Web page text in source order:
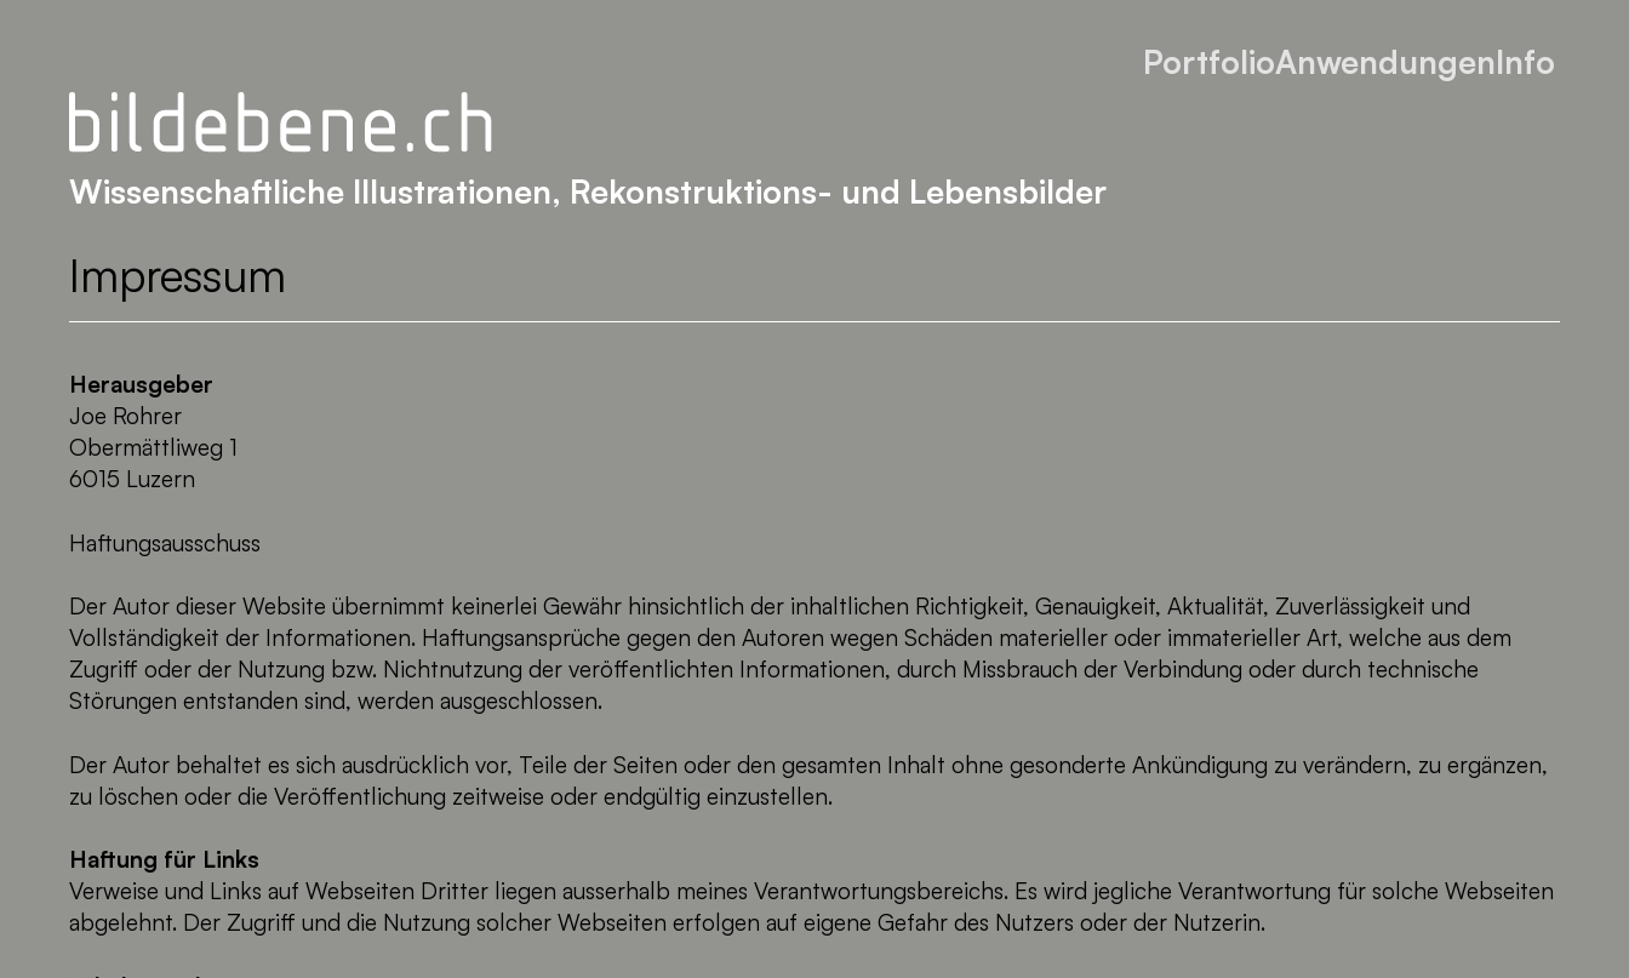
PortfolioAnwendungenInfo
Wissenschaftliche Illustrationen, Rekonstruktions- und Lebensbilder
Impressum
Herausgeber
Joe Rohrer
Obermättliweg 1
6015 Luzern
Haftungsausschuss
Der Autor dieser Website übernimmt keinerlei Gewähr hinsichtlich der inhaltlichen Richtigkeit, Genauigkeit, Aktualität, Zuverlässigkeit und
Vollständigkeit der Informationen. Haftungsansprüche gegen den Autoren wegen Schäden materieller oder immaterieller Art, welche aus dem
Zugriff oder der Nutzung bzw. Nichtnutzung der veröffentlichten Informationen, durch Missbrauch der Verbindung oder durch technische
Störungen entstanden sind, werden ausgeschlossen.
Der Autor behaltet es sich ausdrücklich vor, Teile der Seiten oder den gesamten Inhalt ohne gesonderte Ankündigung zu verändern, zu ergänzen,
zu löschen oder die Veröffentlichung zeitweise oder endgültig einzustellen.
Haftung für Links
Verweise und Links auf Webseiten Dritter liegen ausserhalb meines Verantwortungsbereichs. Es wird jegliche Verantwortung für solche Webseiten
abgelehnt. Der Zugriff und die Nutzung solcher Webseiten erfolgen auf eigene Gefahr des Nutzers oder der Nutzerin.